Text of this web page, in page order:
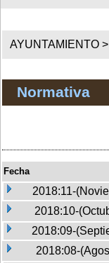
AYUNTAMIENTO >
Normativa
Fecha
2018:11-
2018:10-
2018:09-
2018:08-